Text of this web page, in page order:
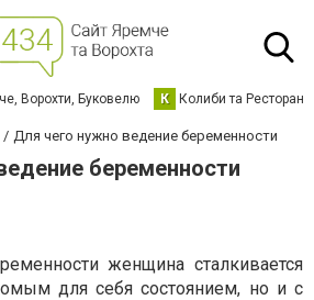
Ворохти, Буковелю К Колиби та Ресторани
Для чего нужно ведение беременности
беременности
женщина сталкивается
для себя состоянием, но и с